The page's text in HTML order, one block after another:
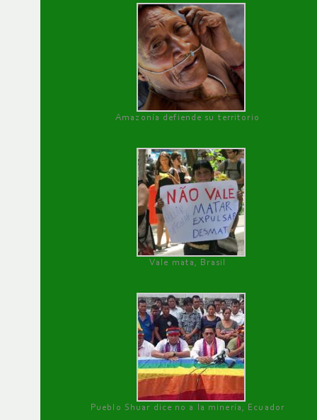
Amazonía defiende su territorio
Vale mata, Brasil
Pueblo Shuar dice no a la minería, Ecuador